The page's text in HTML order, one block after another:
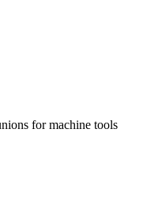
for machine tools